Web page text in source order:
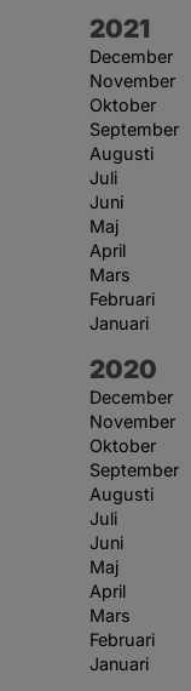
År:
2021
December
November
Oktober
September
Augusti
Juli
Juni
Maj
April
Mars
Februari
Januari
År:
2020
December
November
Oktober
September
Augusti
Juli
Juni
Maj
April
Mars
Februari
Januari